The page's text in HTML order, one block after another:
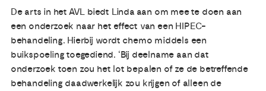
De arts in het AVL biedt Linda aan om mee te doen aan
een onderzoek naar het effect van een HIPEC-
behandeling. Hierbij wordt chemo middels een
buikspoeling toegediend. ‘Bij deelname aan dat
onderzoek toen zou het lot bepalen of ze de betreffende
behandeling daadwerkelijk zou krijgen of alleen de